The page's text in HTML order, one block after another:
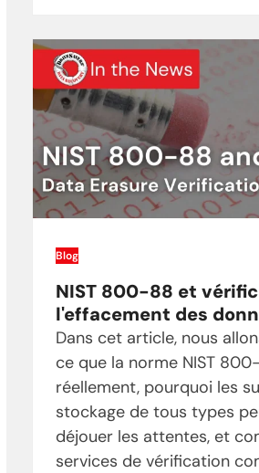
Blog
NIST 800-88 et
l'effacement des
Dans cet article, nous
ce que la norme NIST
réellement, pourquoi les
stockage de tous types
déjouer les attentes, et
services de vérification